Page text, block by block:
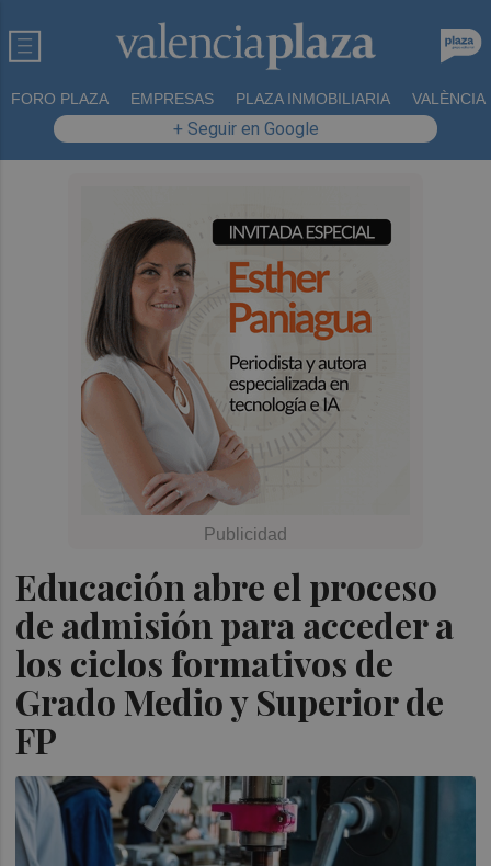
FORO PLAZA EMPRESAS PLAZA INMOBILIARIA VALÈNCIA
+ Seguir en Google
Educación abre el proceso
de admisión para acceder a
los ciclos formativos de
Grado Medio y Superior de
FP